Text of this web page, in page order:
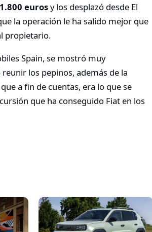
1.800 eurosy los desplazó desde El
la operación le ha salido mejor que
propietario.
Spain, se mostró muy
los pepinos, además de la
a fin de cuentas, era lo que se
que ha conseguido Fiat en los